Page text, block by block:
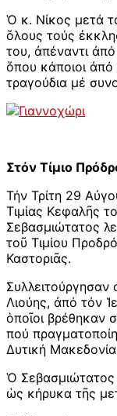
Ὁ κ. Νίκος μετά
ὅλους τούς
του, ἀπέναντι
ὅπου κάποιοι
τραγούδια μέ
Στόν Τίμιο
Τήν Τρίτη 29
Τιμίας Κεφαλῆς
Σεβασμιώτατος
τοῦ Τιμίου
Καστοριᾶς.
Συλλειτούργησαν
Λιούης, ἀπό τόν
ὁποῖοι βρέθηκαν
πού
Δυτική
Ὁ
ὡς κήρυκα τῆς